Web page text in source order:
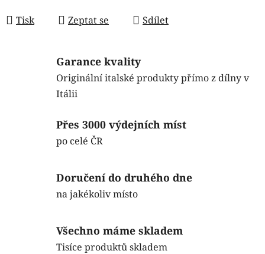
Tisk Zeptat se Sdílet
Garance kvality
Originální italské produkty přímo z dílny v
Itálii
Přes 3000 výdejních míst
po celé ČR
Doručení do druhého dne
na jakékoliv místo
Všechno máme skladem
Tisíce produktů skladem